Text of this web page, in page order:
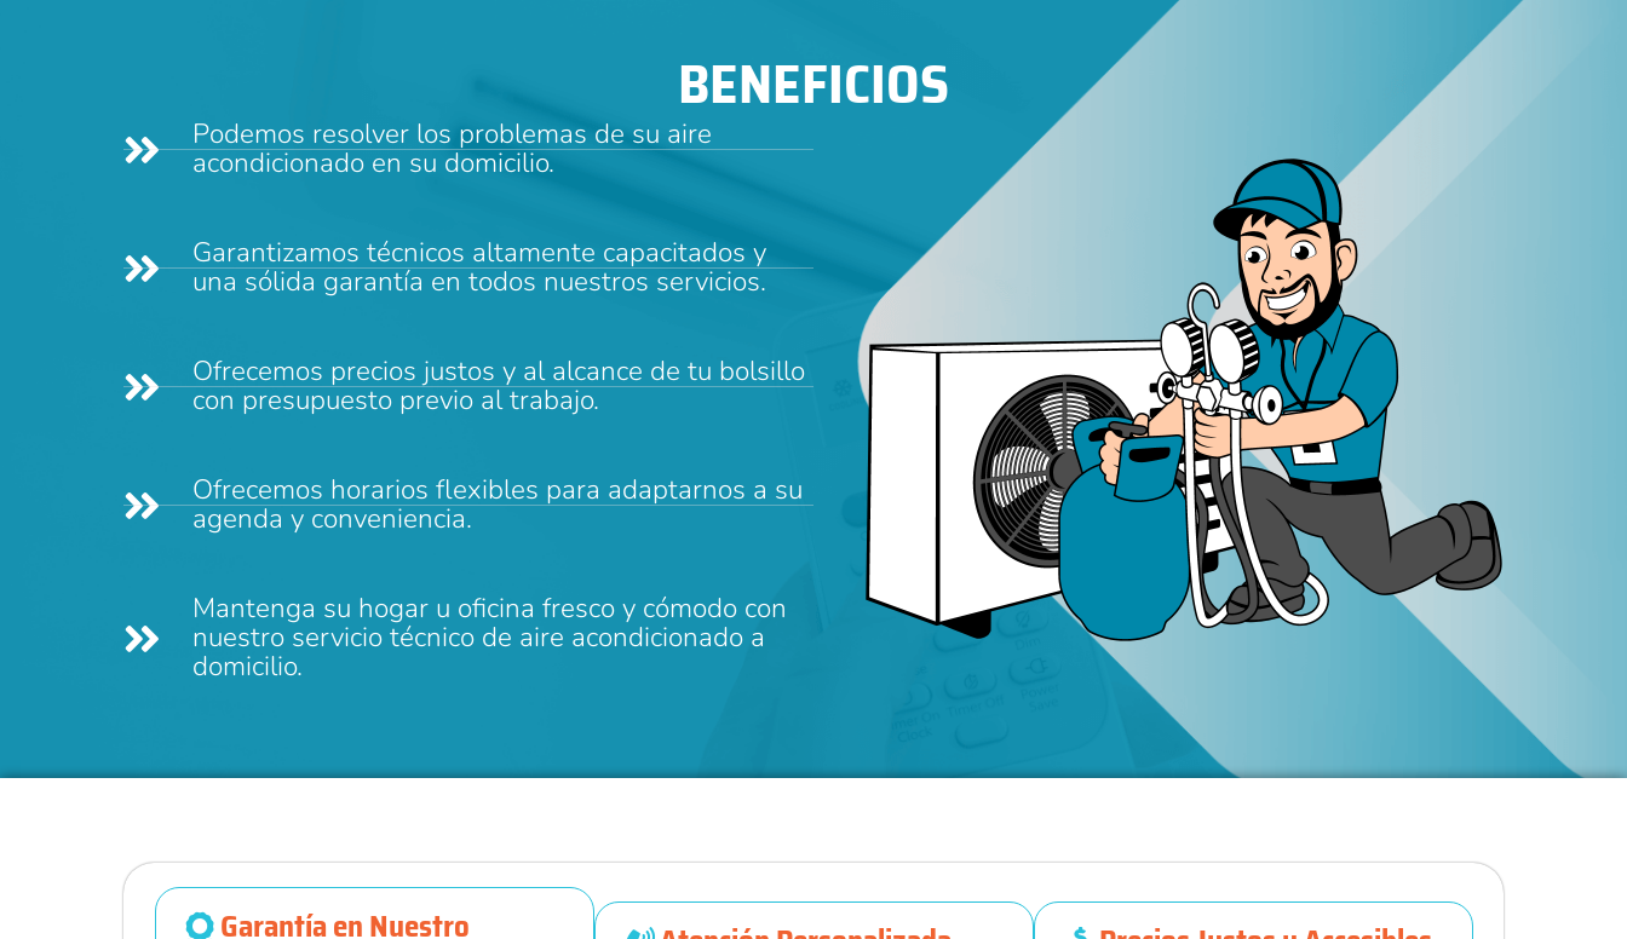
BENEFICIOS
Podemos resolver los problemas de su aire
acondicionado en su domicilio.
Garantizamos técnicos altamente capacitados y
una sólida garantía en todos nuestros servicios.
Ofrecemos precios justos y al alcance de tu bolsillo
con presupuesto previo al trabajo.
Ofrecemos horarios flexibles para adaptarnos a su
agenda y conveniencia.
Mantenga su hogar u oficina fresco y cómodo con
nuestro servicio técnico de aire acondicionado a
domicilio.
Garantía en Nuestro